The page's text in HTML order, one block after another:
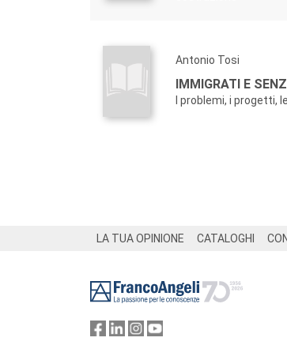
Antonio Tosi
IMMIGRATI E
I problemi, i progetti,
LA TUA OPINIONE CATALOGHI